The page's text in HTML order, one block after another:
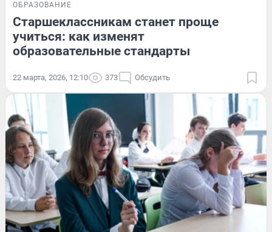
ОБРАЗОВАНИЕ
Старшеклассникам станет проще
учиться: как изменят
образовательные стандарты
22 марта, 2026, 12:10 373 Обсудить